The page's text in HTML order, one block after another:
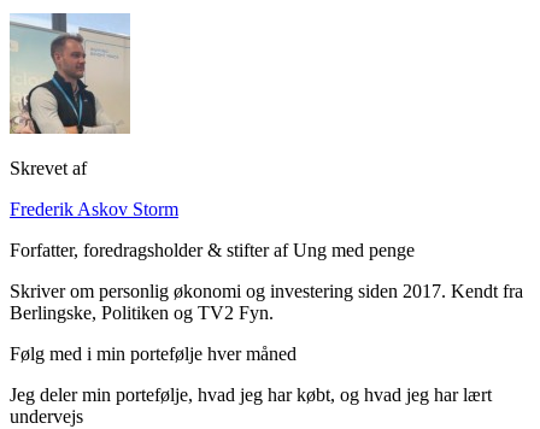
Skrevet af
Frederik Askov Storm
Forfatter, foredragsholder & stifter af Ung med penge
Skriver om personlig økonomi og investering siden 2017. Kendt fra
Berlingske, Politiken og TV2 Fyn.
Følg med i min portefølje hver måned
Jeg deler min portefølje, hvad jeg har købt, og hvad jeg har lært
undervejs